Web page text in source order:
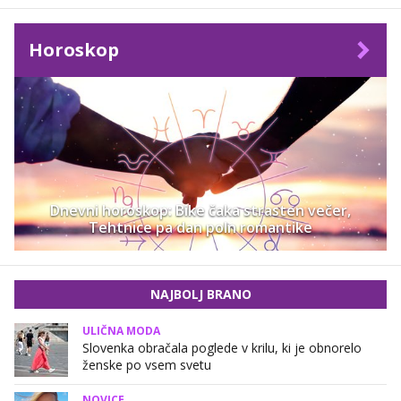
Horoskop
Dnevni horoskop: Bike čaka strasten večer,
Tehtnice pa dan poln romantike
NAJBOLJ BRANO
ULIČNA MODA
Slovenka obračala poglede v krilu, ki je obnorelo
ženske po vsem svetu